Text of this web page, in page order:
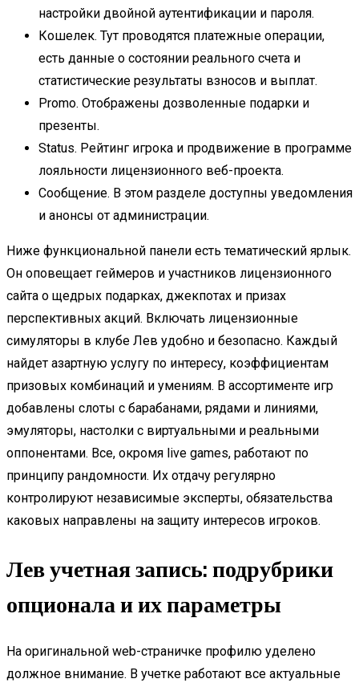
настройки двойной аутентификации и пароля.
Кошелек. Тут проводятся платежные операции,
есть данные о состоянии реального счета и
статистические результаты взносов и выплат.
Promo. Отображены дозволенные подарки и
презенты.
Status. Рейтинг игрока и продвижение в программе
лояльности лицензионного веб-проекта.
Сообщение. В этом разделе доступны уведомления
и анонсы от администрации.
Ниже функциональной панели есть тематический ярлык.
Он оповещает геймеров и участников лицензионного
сайта о щедрых подарках, джекпотах и призах
перспективных акций. Включать лицензионные
симуляторы в клубе Лев удобно и безопасно. Каждый
найдет азартную услугу по интересу, коэффициентам
призовых комбинаций и умениям. В ассортименте игр
добавлены слоты с барабанами, рядами и линиями,
эмуляторы, настолки с виртуальными и реальными
оппонентами. Все, окромя live games, работают по
принципу рандомности. Их отдачу регулярно
контролируют независимые эксперты, обязательства
каковых направлены на защиту интересов игроков.
Лев учетная запись: подрубрики
опционала и их параметры
На оригинальной web-страничке профилю уделено
должное внимание. В учетке работают все актуальные